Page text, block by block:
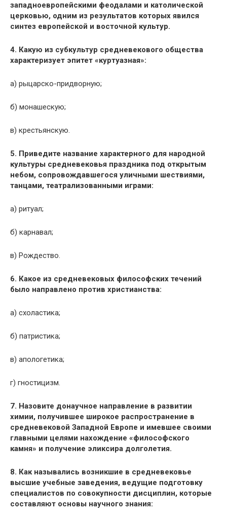
западноевропейскими феодалами и католической
церковью, одним из результатов которых явился
синтез европейской и восточной культур.
4. Какую из субкультур средневекового общества
характеризует эпитет «куртуазная»:
а) рыцарско-придворную;
б) монашескую;
в) крестьянскую.
5. Приведите название характерного для народной
культуры средневековья праздника под открытым
небом, сопровождавшегося уличными шествиями,
танцами, театрализованными играми:
а) ритуал;
б) карнавал;
в) Рождество.
6. Какое из средневековых философских течений
было направлено против христианства:
а) схоластика;
б) патристика;
в) апологетика;
г) гностицизм.
7. Назовите донаучное направление в развитии
химии, получившее широкое распространение в
средневековой Западной Европе и имевшее своими
главными целями нахождение «философского
камня» и получение эликсира долголетия.
8. Как назывались возникшие в средневековье
высшие учебные заведения, ведущие подготовку
специалистов по совокупности дисциплин, которые
составляют основы научного знания: